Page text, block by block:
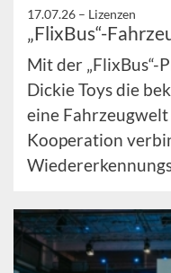
17.07.26 – Lizenzen
„FlixBus“-
Mit der
Dickie Toys die
eine
Kooperation